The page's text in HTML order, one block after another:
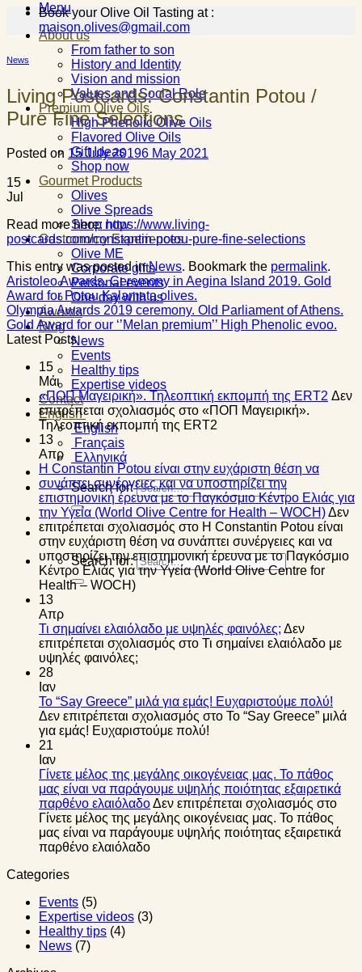
Menu
About us
From father to son
History and Identity
Vision and mission
Values and Social Role
Premium Olive Oils
High Phenolic Olive Oils
Flavored Olive Oils
Gift Ideas
Shop now
Gourmet Products
Olives
Olive Spreads
Shop now
Gastronomy Experiences
Olive ME
Corporate gifts
Personal events
One day with us
Awards
Blog
News
Events
Healthy tips
Expertise videos
Contact
English
English
Français
Ελληνικά
Search for:
Search for:
Book your Olive Oil Tasting at :
maison.olives@gmail.com
News
Living Postcards: Constantin Potou /
Pure Fine Selections
Posted on 15 July 20196 May 2021
15
Jul
Read more here: https://www.living-
postcards.com/constantin-potou-pure-fine-selections
This entry was posted inNews. Bookmark the permalink.
Aristoleo Awards. Ceremony in Aegina Island 2019. Gold
Award for Potou Kalamata olives.
Olympia Awards 2019 ceremony. Old Parliament of Athens.
Gold Award for our ‘’Melan premium’’ High Phenolic evoo.
Latest Posts
15
Μάι
«ΠΟΠ Μαγειρική». Τηλεοπτική εκπομπή της ERT2 Δεν
επιτρέπεται σχολιασμός στο «ΠΟΠ Μαγειρική».
Τηλεοπτική εκπομπή της ERT2
13
Απρ
Η Constantin Potou είναι στην ευχάριστη θέση να
συνάπτει συνέργειες και να υποστηρίζει την
επιστημονική έρευνα με το Παγκόσμιο Κέντρο Ελιάς για
την Υγεία (World Olive Centre for Health – WOCH)Δεν
επιτρέπεται σχολιασμός στο Η Constantin Potou είναι
στην ευχάριστη θέση να συνάπτει συνέργειες και να
υποστηρίζει την επιστημονική έρευνα με το Παγκόσμιο
Κέντρο Ελιάς για την Υγεία (World Olive Centre for
Health – WOCH)
13
Απρ
Τι σημαίνει ελαιόλαδο με υψηλές φαινόλες; Δεν
επιτρέπεται σχολιασμός στο Τι σημαίνει ελαιόλαδο με
υψηλές φαινόλες;
28
Ιαν
Το “Say Greece” μιλά για εμάς! Ευχαριστούμε πολύ!
Δεν επιτρέπεται σχολιασμός στο Το “Say Greece” μιλά
για εμάς! Ευχαριστούμε πολύ!
21
Ιαν
Γίνετε μέλος της μεγάλης οικογένειας μας. Το πάθος
μας είναι να παράγουμε υψηλής ποιότητας εξαιρετικά
παρθένο ελαιόλαδοΔεν επιτρέπεται σχολιασμός στο
Γίνετε μέλος της μεγάλης οικογένειας μας. Το πάθος
μας είναι να παράγουμε υψηλής ποιότητας εξαιρετικά
παρθένο ελαιόλαδο
Categories
Events (5)
Expertise videos (3)
Healthy tips (4)
News (7)